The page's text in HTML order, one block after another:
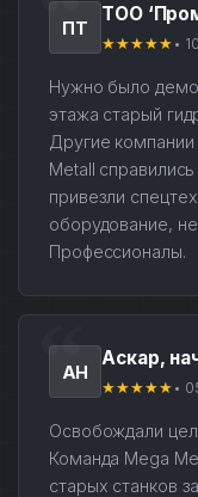
ПТ
ТОО
★★★★★ •
Нужно было
этажа старый
Другие компании
Metall
привезли
оборудование,
Профессионалы.
АН
Аскар,
★★★★★ •
Освобождали
Команда Mega
старых станков